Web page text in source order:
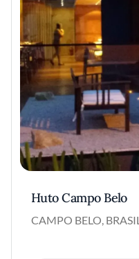
Huto Campo Belo
CAMPO BELO, BRASIL